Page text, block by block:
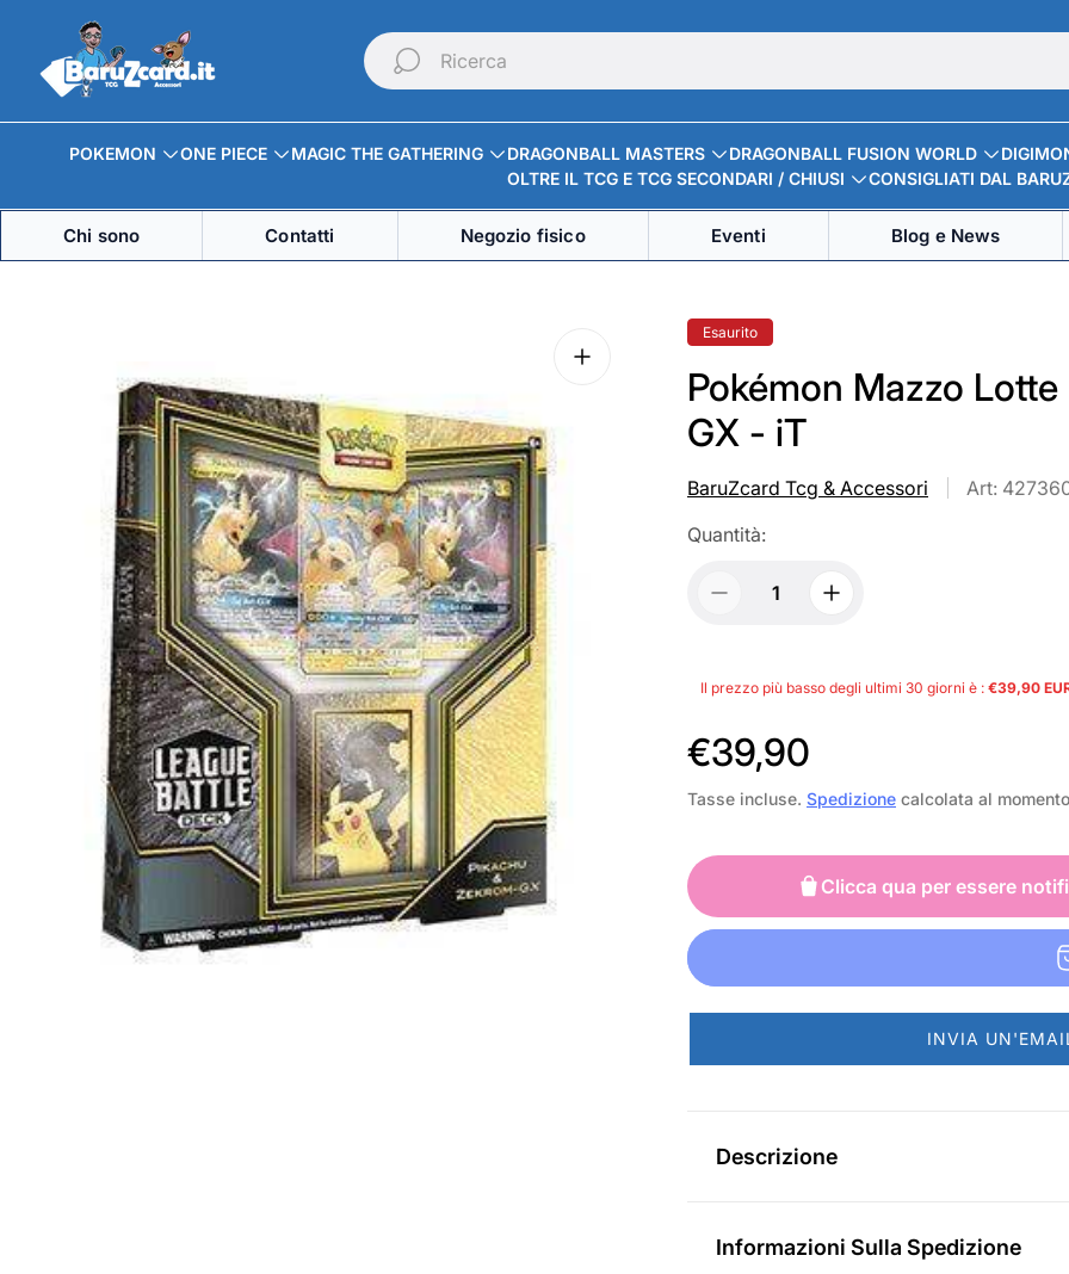
Logo
negozio"
Ricerca
POKEMON ONE PIECE MAGIC THE GATHERING DRAGONBALL MASTERS DRAGONBALL FUSION WORLD
OLTRE IL TCG E TCG SECONDARI / CHIUSI
CONSIGLIATI DAL
Chi sono Contatti Negozio fisico Eventi Blog e News
Etichetta
del
Esaurito
Pokémon Mazzo
GX - iT
BaruZcard Tcg & Accessori
Art:
Quantità:
Il prezzo più basso degli ultimi 30 giorni è : €39,90
P
r
z
z
o
n
o
m
€39,90
Tasse incluse. Spedizione calcolata al
Clicca qua per essere
INVIA
Descrizione
Informazioni Sulla Spedizione